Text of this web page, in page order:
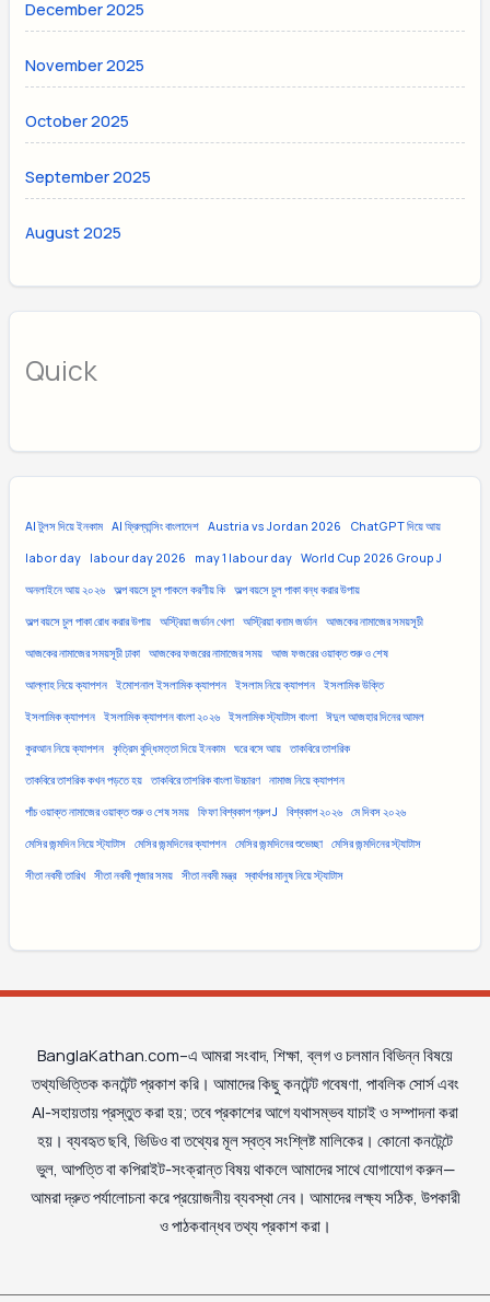
December 2025
November 2025
October 2025
September 2025
August 2025
Quick
AI টুলস দিয়ে ইনকাম AI ফ্রিল্যান্সিং বাংলাদেশ Austria vs Jordan 2026 ChatGPT দিয়ে আয়
labor day labour day 2026 may 1 labour day World Cup 2026 Group J
অনলাইনে আয় ২০২৬ অল্প বয়সে চুল পাকলে করণীয় কি অল্প বয়সে চুল পাকা বন্ধ করার উপায়
অল্প বয়সে চুল পাকা রোধ করার উপায় অস্ট্রিয়া জর্ডান খেলা অস্ট্রিয়া বনাম জর্ডান আজকের নামাজের সময়সূচী
আজকের নামাজের সময়সূচী ঢাকা আজকের ফজরের নামাজের সময় আজ ফজরের ওয়াক্ত শুরু ও শেষ
আল্লাহ নিয়ে ক্যাপশন ইমোশনাল ইসলামিক ক্যাপশন ইসলাম নিয়ে ক্যাপশন ইসলামিক উক্তি
ইসলামিক ক্যাপশন ইসলামিক ক্যাপশন বাংলা ২০২৬ ইসলামিক স্ট্যাটাস বাংলা ঈদুল আজহার দিনের আমল
কুরআন নিয়ে ক্যাপশন কৃত্রিম বুদ্ধিমত্তা দিয়ে ইনকাম ঘরে বসে আয় তাকবিরে তাশরিক
তাকবিরে তাশরিক কখন পড়তে হয় তাকবিরে তাশরিক বাংলা উচ্চারণ নামাজ নিয়ে ক্যাপশন
পাঁচ ওয়াক্ত নামাজের ওয়াক্ত শুরু ও শেষ সময় ফিফা বিশ্বকাপ গ্রুপ J বিশ্বকাপ ২০২৬ মে দিবস ২০২৬
মেসির জন্মদিন নিয়ে স্ট্যাটাস মেসির জন্মদিনের ক্যাপশন মেসির জন্মদিনের শুভেচ্ছা মেসির জন্মদিনের স্ট্যাটাস
সীতা নবমী তারিখ সীতা নবমী পূজার সময় সীতা নবমী মন্ত্র স্বার্থপর মানুষ নিয়ে স্ট্যাটাস
BanglaKathan.com–এ আমরা সংবাদ, শিক্ষা, ব্লগ ও চলমান বিভিন্ন বিষয়ে
তথ্যভিত্তিক কনটেন্ট প্রকাশ করি। আমাদের কিছু কনটেন্ট গবেষণা, পাবলিক সোর্স এবং
AI-সহায়তায় প্রস্তুত করা হয়; তবে প্রকাশের আগে যথাসম্ভব যাচাই ও সম্পাদনা করা
হয়। ব্যবহৃত ছবি, ভিডিও বা তথ্যের মূল স্বত্ব সংশ্লিষ্ট মালিকের। কোনো কনটেন্টে
ভুল, আপত্তি বা কপিরাইট-সংক্রান্ত বিষয় থাকলে আমাদের সাথে যোগাযোগ করুন—
আমরা দ্রুত পর্যালোচনা করে প্রয়োজনীয় ব্যবস্থা নেব। আমাদের লক্ষ্য সঠিক, উপকারী
ও পাঠকবান্ধব তথ্য প্রকাশ করা।